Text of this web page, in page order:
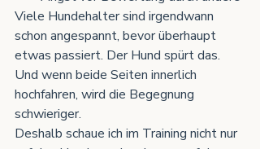
Viele Hundehalter sind irgendwann
schon angespannt, bevor überhaupt
etwas passiert. Der Hund spürt das.
Und wenn beide Seiten innerlich
hochfahren, wird die Begegnung
schwieriger.
Deshalb schaue ich im Training nicht nur